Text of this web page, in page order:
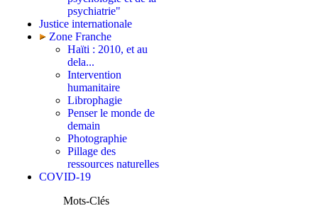
psychiatrie"
Justice internationale
Zone Franche
Haïti : 2010, et au
dela...
Intervention
humanitaire
Librophagie
Penser le monde de
demain
Photographie
Pillage des
ressources naturelles
COVID-19
Mots-Clés